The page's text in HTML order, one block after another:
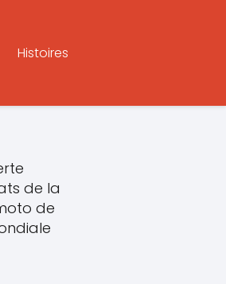
Histoires
de la
de